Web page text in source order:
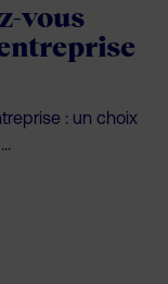
vous
: un choix